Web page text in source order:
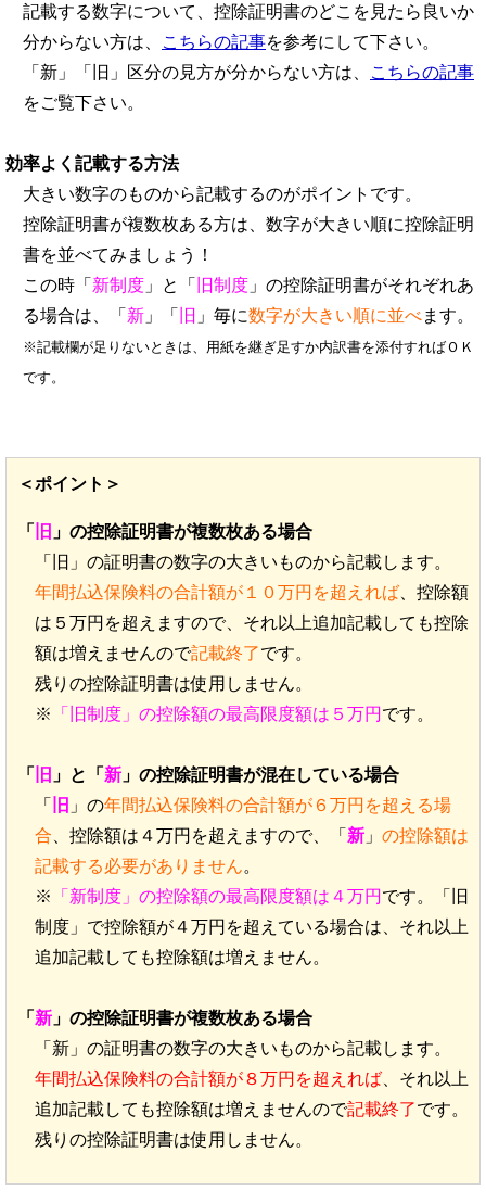
記載する数字について、控除証明書のどこを見たら良いか
分からない方は、
こちらの記事を参考にして下さい。
「新」「旧」区分の見方が分からない方は、
こちらの記事
をご覧下さい。
効率よく記載する方法
大きい数字のものから記載するのがポイントです。
控除証明書が複数枚ある方は、数字が大きい順に控除証明
書を並べてみましょう！
この時「 新制度 」と「 旧制度 」の控除証明書がそれぞれあ
る場合は、「 新 」「 旧 」毎に数字が大きい順に並べます。
※記載欄が足りないときは、用紙を継ぎ足すか内訳書を添付すればＯＫ
です。
＜ポイント＞
「 旧 」の控除証明書が複数枚ある場合
「旧」の証明書の数字の大きいものから記載します。
年間払込保険料の合計額が１０万円を超えれば 、控除額
は５万円を超えますので、それ以上追加記載しても控除
額は増えませんので記載終了です。
残りの控除証明書は使用しません。
※
「旧制度」の控除額の最高限度額は５万円 です。
「 旧 」と「 新 」の控除証明書が混在している場合
「
旧 」の年間払込保険料の合計額が６万円を超える場
合 、控除額は４万円を超えますので、「 新 」 の控除額は
記載する必要がありません。
※
「新制度」の控除額の最高限度額は４万円 です。「旧
制度」で控除額が４万円を超えている場合は、それ以上
追加記載しても控除額は増えません。
「 新 」の控除証明書が複数枚ある場合
「新」の証明書の数字の大きいものから記載します。
年間払込保険料の合計額が８万円を超えれば 、それ以上
追加記載しても控除額は増えませんので記載終了です。
残りの控除証明書は使用しません。